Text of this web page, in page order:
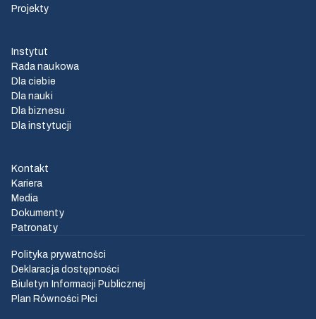
Projekty
Instytut
Rada naukowa
Dla ciebie
Dla nauki
Dla biznesu
Dla instytucji
Kontakt
Kariera
Media
Dokumenty
Patronaty
Polityka prywatności
Deklaracja dostępności
Biuletyn Informacji Publicznej
Plan Równości Płci